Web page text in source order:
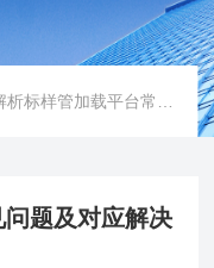
加载平台常见问题及对应解决办法大公开
题及对应解决